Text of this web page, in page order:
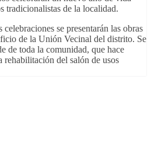
tradicionalistas de la localidad.
se presentarán las obras
de la Unión Vecinal del distrito. Se
de toda la comunidad, que hace
rehabilitación del salón de usos